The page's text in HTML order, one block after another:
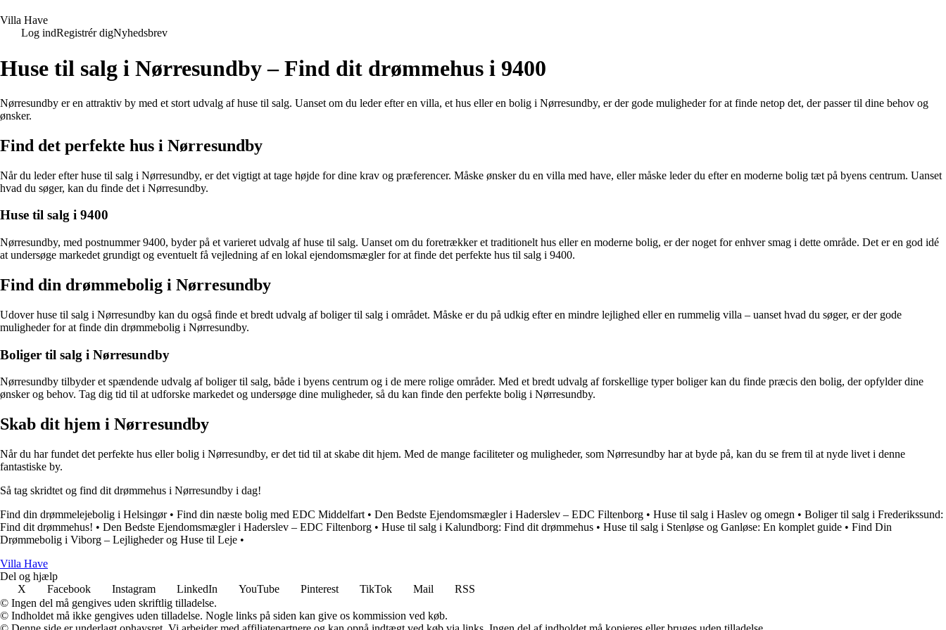
Villa Have
Log indRegistrér digNyhedsbrev
Huse til salg i Nørresundby – Find dit drømmehus i 9400
Nørresundby er en attraktiv by med et stort udvalg af huse til salg. Uanset om du leder efter en villa, et hus eller en bolig i Nørresundby, er der gode muligheder for at finde netop det, der passer til dine behov og
ønsker.
Find det perfekte hus i Nørresundby
Når du leder efter huse til salg i Nørresundby, er det vigtigt at tage højde for dine krav og præferencer. Måske ønsker du en villa med have, eller måske leder du efter en moderne bolig tæt på byens centrum. Uanset
hvad du søger, kan du finde det i Nørresundby.
Huse til salg i 9400
Nørresundby, med postnummer 9400, byder på et varieret udvalg af huse til salg. Uanset om du foretrækker et traditionelt hus eller en moderne bolig, er der noget for enhver smag i dette område. Det er en god idé
at undersøge markedet grundigt og eventuelt få vejledning af en lokal ejendomsmægler for at finde det perfekte hus til salg i 9400.
Find din drømmebolig i Nørresundby
Udover huse til salg i Nørresundby kan du også finde et bredt udvalg af boliger til salg i området. Måske er du på udkig efter en mindre lejlighed eller en rummelig villa – uanset hvad du søger, er der gode
muligheder for at finde din drømmebolig i Nørresundby.
Boliger til salg i Nørresundby
Nørresundby tilbyder et spændende udvalg af boliger til salg, både i byens centrum og i de mere rolige områder. Med et bredt udvalg af forskellige typer boliger kan du finde præcis den bolig, der opfylder dine
ønsker og behov. Tag dig tid til at udforske markedet og undersøge dine muligheder, så du kan finde den perfekte bolig i Nørresundby.
Skab dit hjem i Nørresundby
Når du har fundet det perfekte hus eller bolig i Nørresundby, er det tid til at skabe dit hjem. Med de mange faciliteter og muligheder, som Nørresundby har at byde på, kan du se frem til at nyde livet i denne
fantastiske by.
Så tag skridtet og find dit drømmehus i Nørresundby i dag!
Find din drømmelejebolig i Helsingør• Find din næste bolig med EDC Middelfart • Den Bedste Ejendomsmægler i Haderslev – EDC Filtenborg • Huse til salg i Haslev og omegn • Boliger til salg i Frederikssund:
Find dit drømmehus! • Den Bedste Ejendomsmægler i Haderslev – EDC Filtenborg • Huse til salg i Kalundborg: Find dit drømmehus • Huse til salg i Stenløse og Ganløse: En komplet guide • Find Din
Drømmebolig i Viborg – Lejligheder og Huse til Leje •
Villa Have
Del og hjælp
X
Facebook Instagram LinkedIn YouTube Pinterest TikTok Mail
RSS
© Ingen del må gengives uden skriftlig tilladelse.
© Indholdet må ikke gengives uden tilladelse. Nogle links på siden kan give os kommission ved køb.